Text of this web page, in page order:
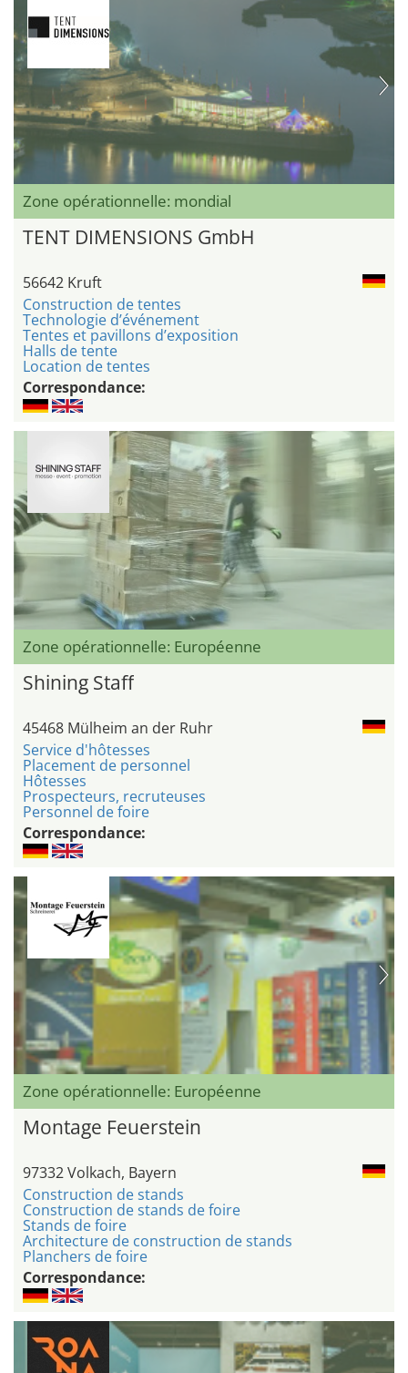
Zone opérationnelle: mondial
TENT DIMENSIONS GmbH
56642 Kruft
Construction de tentes
Technologie d’événement
Tentes et pavillons d’exposition
Halls de tente
Location de tentes
Correspondance:
Zone opérationnelle: Européenne
Shining Staff
45468 Mülheim an der Ruhr
Service d'hôtesses
Placement de personnel
Hôtesses
Prospecteurs, recruteuses
Personnel de foire
Correspondance:
Zone opérationnelle: Européenne
Montage Feuerstein
97332 Volkach, Bayern
Construction de stands
Construction de stands de foire
Stands de foire
Architecture de construction de stands
Planchers de foire
Correspondance: